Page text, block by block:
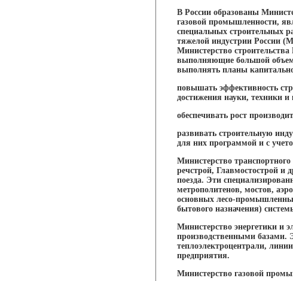
В России образованы
газовой промышленности,
специальных строительных
тяжелой индустрии России
Министерство
выполняющие большой объем
выполнять планы
повышать эффективность
достижения науки, техники и
обеспечивать рост
развивать строительную
для них программой и с
Министерство
речстрой, Главмостострой
поезда. Эти
метрополитенов, мостов,
основных лесо-
бытового назначения)
Министерство энергетики и
производственными базами.
теплоэлектроцентрали,
предприятия.
Министерство газовой